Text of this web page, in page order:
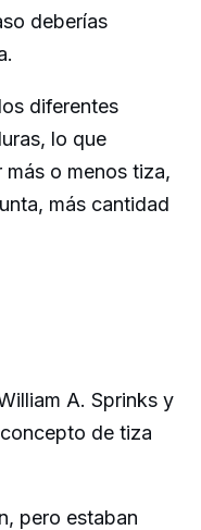
deberías
diferentes
lo que
o menos tiza,
más cantidad
A. Sprinks y
de tiza
pero estaban